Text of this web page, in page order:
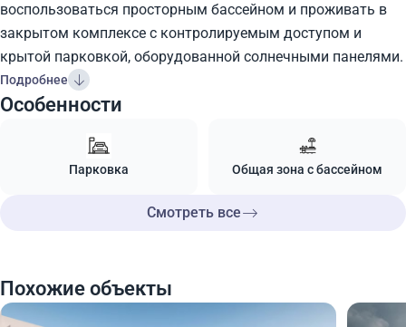
воспользоваться просторным бассейном и проживать в
закрытом комплексе с контролируемым доступом и
крытой парковкой, оборудованной солнечными панелями.
Подробнее
Особенности
Парковка Общая зона с бассейном
Смотреть все
Похожие объекты